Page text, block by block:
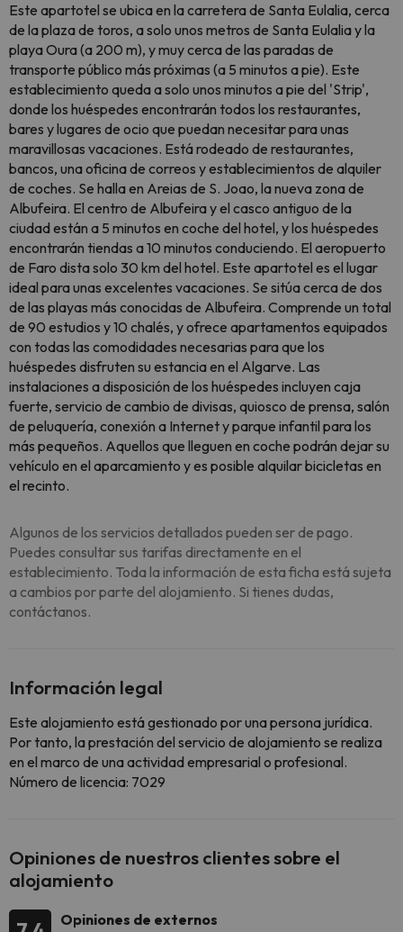
Este apartotel se ubica en la carretera de Santa Eulalia, cerca
de la plaza de toros, a solo unos metros de Santa Eulalia y la
playa Oura (a 200 m), y muy cerca de las paradas de
transporte público más próximas (a 5 minutos a pie). Este
establecimiento queda a solo unos minutos a pie del 'Strip',
donde los huéspedes encontrarán todos los restaurantes,
bares y lugares de ocio que puedan necesitar para unas
maravillosas vacaciones. Está rodeado de restaurantes,
bancos, una oficina de correos y establecimientos de alquiler
de coches. Se halla en Areias de S. Joao, la nueva zona de
Albufeira. El centro de Albufeira y el casco antiguo de la
ciudad están a 5 minutos en coche del hotel, y los huéspedes
encontrarán tiendas a 10 minutos conduciendo. El aeropuerto
de Faro dista solo 30 km del hotel. Este apartotel es el lugar
ideal para unas excelentes vacaciones. Se sitúa cerca de dos
de las playas más conocidas de Albufeira. Comprende un total
de 90 estudios y 10 chalés, y ofrece apartamentos equipados
con todas las comodidades necesarias para que los
huéspedes disfruten su estancia en el Algarve. Las
instalaciones a disposición de los huéspedes incluyen caja
fuerte, servicio de cambio de divisas, quiosco de prensa, salón
de peluquería, conexión a Internet y parque infantil para los
más pequeños. Aquellos que lleguen en coche podrán dejar su
vehículo en el aparcamiento y es posible alquilar bicicletas en
el recinto.
Algunos de los servicios detallados pueden ser de pago.
Puedes consultar sus tarifas directamente en el
establecimiento. Toda la información de esta ficha está sujeta
a cambios por parte del alojamiento. Si tienes dudas,
contáctanos.
Información legal
Este alojamiento está gestionado por una persona jurídica.
Por tanto, la prestación del servicio de alojamiento se realiza
en el marco de una actividad empresarial o profesional.
Número de licencia: 7029
Opiniones de nuestros clientes sobre el
alojamiento
Opiniones de externos